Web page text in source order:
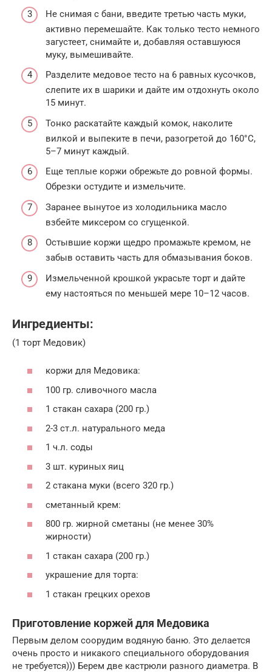
Не снимая с бани, введите третью часть муки,
активно перемешайте. Как только тесто немного
загустеет, снимайте и, добавляя оставшуюся
муку, вымешивайте.
Разделите медовое тесто на 6 равных кусочков,
слепите их в шарики и дайте им отдохнуть около
15 минут.
Тонко раскатайте каждый комок, наколите
вилкой и выпеките в печи, разогретой до 160°С,
5–7 минут каждый.
Еще теплые коржи обрежьте до ровной формы.
Обрезки остудите и измельчите.
Заранее вынутое из холодильника масло
взбейте миксером со сгущенкой.
Остывшие коржи щедро промажьте кремом, не
забыв оставить часть для обмазывания боков.
Измельченной крошкой украсьте торт и дайте
ему настояться по меньшей мере 10–12 часов.
Ингредиенты:
(1 торт Медовик)
коржи для Медовика:
100 гр. сливочного масла
1 стакан сахара (200 гр.)
2-3 ст.л. натурального меда
1 ч.л. соды
3 шт. куриных яиц
2 стакана муки (всего 320 гр.)
сметанный крем:
800 гр. жирной сметаны (не менее 30%
жирности)
1 стакан сахара (200 гр.)
украшение для торта:
1 стакан грецких орехов
Приготовление коржей для Медовика
Первым делом соорудим водяную баню. Это делается
очень просто и никакого специального оборудования
не требуется))) Берем две кастрюли разного диаметра. В